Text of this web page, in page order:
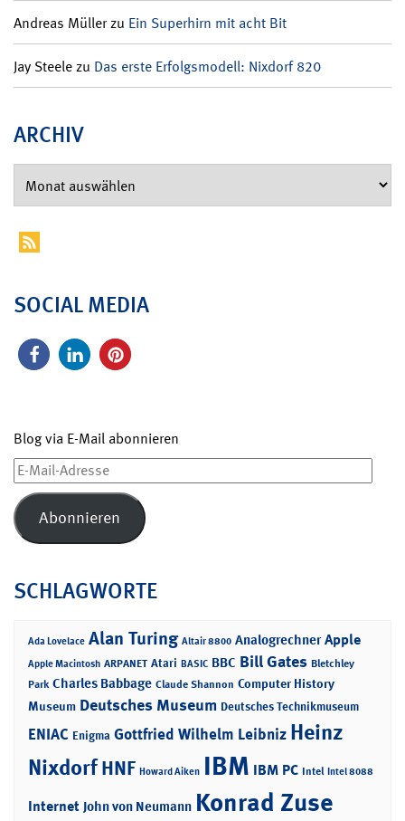
Andreas Müllerzu Ein Superhirn mit acht Bit
Jay Steelezu Das erste Erfolgsmodell: Nixdorf 820
ARCHIV
SOCIAL MEDIA
Blog via E-Mail abonnieren
E-
Mail-
Adresse
Abonnieren
SCHLAGWORTE
Ada Lovelace Alan Turing Altair 8800 Analogrechner Apple
Apple Macintosh ARPANET Atari BASIC BBC Bill Gates Bletchley
Park Charles Babbage Claude Shannon Computer History
Museum Deutsches Museum Deutsches Technikmuseum
ENIAC Enigma Gottfried Wilhelm Leibniz Heinz
NixdorfHNF Howard Aiken IBM IBM PC Intel Intel 8088
Internet John von Neumann Konrad Zuse